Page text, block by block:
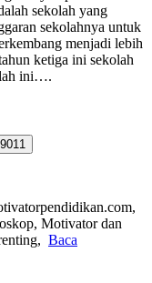
sekolah yang
sekolahnya untuk
menjadi lebih
ketiga ini sekolah
ini….
Motivator dan
Baca